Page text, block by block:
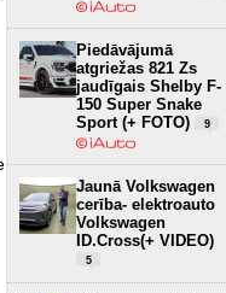
Piedāvājumā
atgriežas 821 Zs
jaudīgais Shelby F-
150 Super Snake
Sport (+ FOTO)
9
Jaunā Volkswagen
cerība- elektroauto
Volkswagen
ID.Cross(+ VIDEO)
5